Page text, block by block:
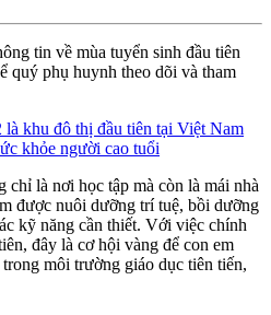
tin về mùa tuyển sinh đầu tiên
quý phụ huynh theo dõi và tham
là khu đô thị đầu tiên tại Việt Nam
khỏe người cao tuổi
chỉ là nơi học tập mà còn là mái nhà
được nuôi dưỡng trí tuệ, bồi dưỡng
kỹ năng cần thiết. Với việc chính
đây là cơ hội vàng để con em
môi trường giáo dục tiên tiến,